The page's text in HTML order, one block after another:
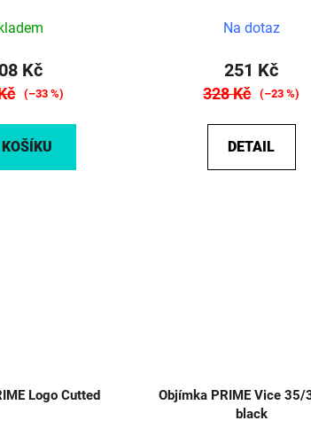
Kč
(–33 %)
KOŠÍKU
Na dotaz
251 Kč
328 Kč (–23 %)
DETAIL
Logo Cutted
Objímka PRIME Vice 35/
black